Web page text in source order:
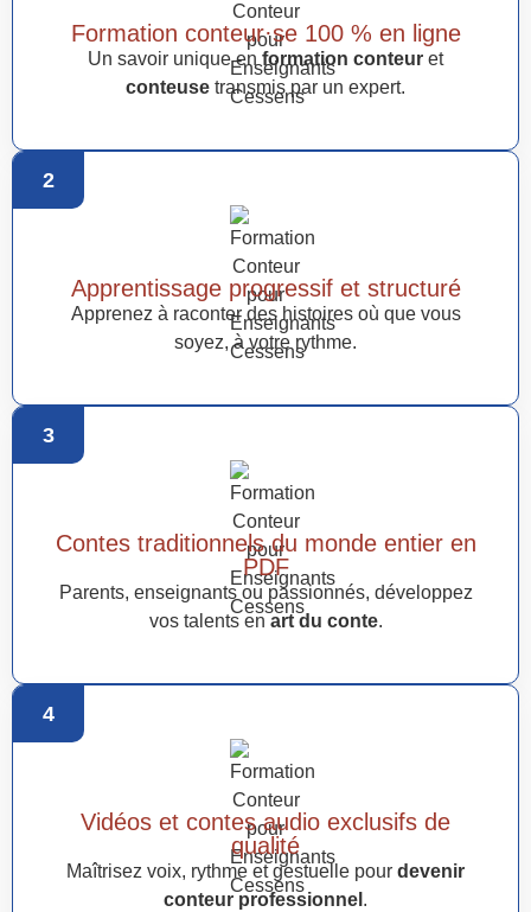
Formation conteur·se 100 % en ligne
Un savoir unique en formation conteur et
conteuse transmis par un expert.
2
Apprentissage progressif et structuré
Apprenez à raconter des histoires où que vous
soyez, à votre rythme.
3
Contes traditionnels du monde entier en
PDF
Parents, enseignants ou passionnés, développez
vos talents en art du conte.
4
Vidéos et contes audio exclusifs de
qualité
Maîtrisez voix, rythme et gestuelle pour devenir
conteur professionnel .